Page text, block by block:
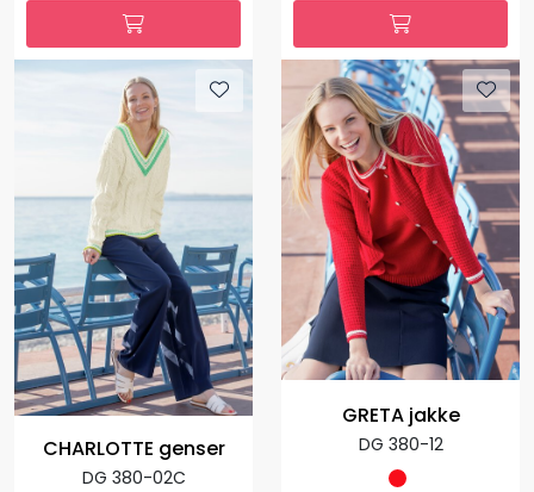
CHARLOTTE genser
DG 380-02C
GRETA jakke
DG 380-12